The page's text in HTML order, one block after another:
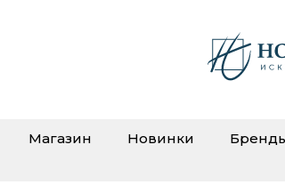
Магазин Новинки